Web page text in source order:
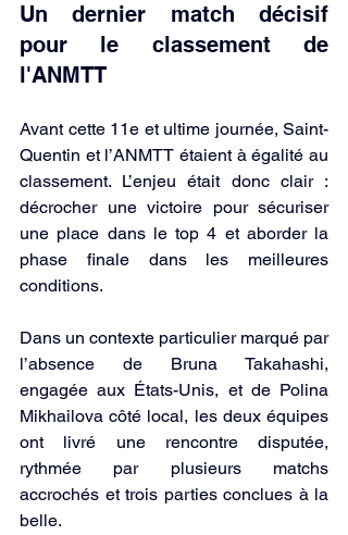
Un dernier match décisif
pour le classement de
l'ANMTT
Avant cette 11e et ultime journée, Saint-
Quentin et l’ANMTT étaient à égalité au
classement. L’enjeu était donc clair :
décrocher une victoire pour sécuriser
une place dans le top 4 et aborder la
phase finale dans les meilleures
conditions.
Dans un contexte particulier marqué par
l’absence de Bruna Takahashi,
engagée aux États-Unis, et de Polina
Mikhailova côté local, les deux équipes
ont livré une rencontre disputée,
rythmée par plusieurs matchs
accrochés et trois parties conclues à la
belle.